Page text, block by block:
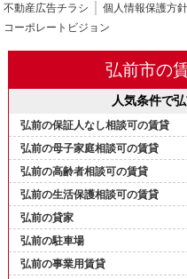
不動産広告チラシ
個人情報保護方針
コーポレートビジョン
弘前市の
人気条件で
弘前の保証人なし相談可の賃貸
弘前の母子家庭相談可の賃貸
弘前の高齢者相談可の賃貸
弘前の生活保護相談可の賃貸
弘前の貸家
弘前の駐車場
弘前の事業用賃貸